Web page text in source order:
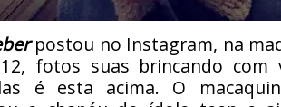
postou no Instagram, na
fotos suas brincando com
é esta acima. O